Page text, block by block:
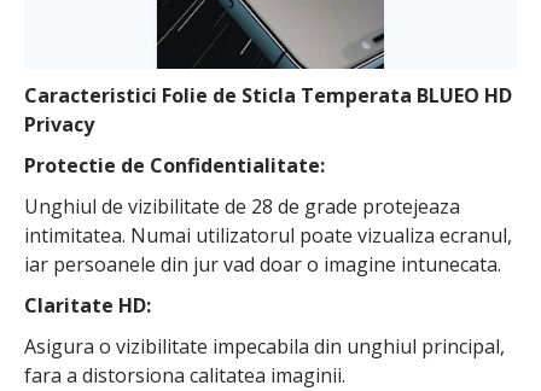
Caracteristici Folie de Sticla Temperata BLUEO HD
Privacy
Protectie de Confidentialitate:
Unghiul de vizibilitate de 28 de grade protejeaza
intimitatea. Numai utilizatorul poate vizualiza ecranul,
iar persoanele din jur vad doar o imagine intunecata.
Claritate HD:
Asigura o vizibilitate impecabila din unghiul principal,
fara a distorsiona calitatea imaginii.